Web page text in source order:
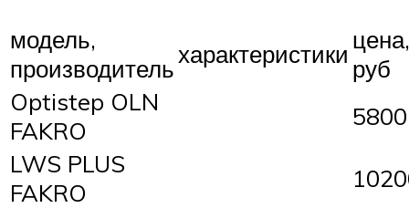
модель,
производительхарактеристики цена,
руб
Optistep OLN
FAKRO
5800
LWS PLUS
FAKRO